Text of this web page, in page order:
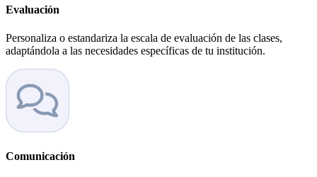
Evaluación
Personaliza o estandariza la escala de evaluación de las clases,
adaptándola a las necesidades específicas de tu institución.
Comunicación